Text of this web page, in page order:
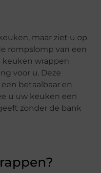
maar ziet u op
rompslomp van een
keuken wrappen
voor u. Deze
betaalbaar en
u uw keuken een
zonder de bank